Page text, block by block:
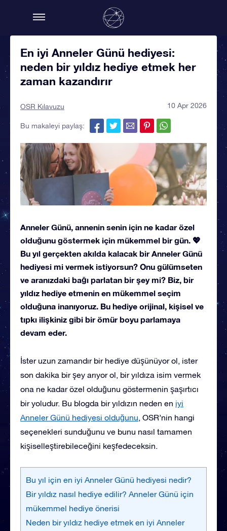
En iyi Anneler Günü hediyesi:
neden bir yıldız hediye etmek her
zaman kazandırır
OSR Kılavuzu 10 Apr 2026
Bu makaleyi paylaş:
Anneler Günü, annenin senin için ne kadar özel
olduğunu göstermek için mükemmel bir gün. 💖
Bu yıl gerçekten akılda kalacak bir Anneler Günü
hediyesi mi vermek istiyorsun? Onu gülümseten
ve aranızdaki bağı parlatan bir şey mi? Biz, bir
yıldız hediye etmenin en mükemmel seçim
olduğuna inanıyoruz. Bu hediye orijinal, kişisel ve
tıpkı ilişkiniz gibi bir ömür boyu parlamaya
devam eder.
İster uzun zamandır bir hediye düşünüyor ol, ister
son dakika bir şey arıyor ol, bir yıldıza isim vermek
ona ne kadar özel olduğunu göstermenin şaşırtıcı
bir yoludur. Bu blogda bir yıldızın neden en iyi
Anneler Günü hediyesi olduğunu, OSR’nin hangi
seçenekleri sunduğunu ve bunu nasıl tamamen
kişiselleştirebileceğini keşfedeceksin.
Bu yıl için en iyi Anneler Günü hediyesi nedir?
Bir yıldız nasıl hediye edilir? Anneler Günü için
mükemmel hediye önerisi
Neden bir yıldız hediye etmek en iyi Anneler